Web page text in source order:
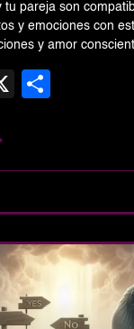
tu pareja son
y emociones con
y amor
X